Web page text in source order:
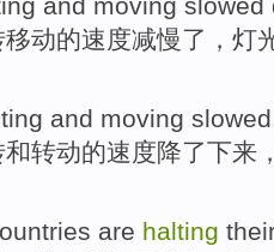
and moving slowed
移动的速度减慢了，灯
and moving slowed
和转动的速度降了下来
are halting